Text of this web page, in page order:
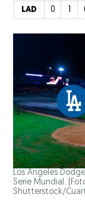
LAD
0
Los Angeles
Serie Mundial.
Shutterstock/